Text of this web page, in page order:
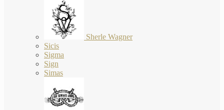
Sherle Wagner
Sicis
Sigma
Sign
Simas